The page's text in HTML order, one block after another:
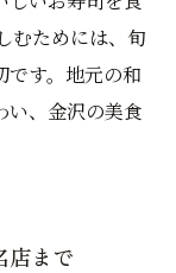
むためには、旬
です。地元の和
い、金沢の美食
店まで